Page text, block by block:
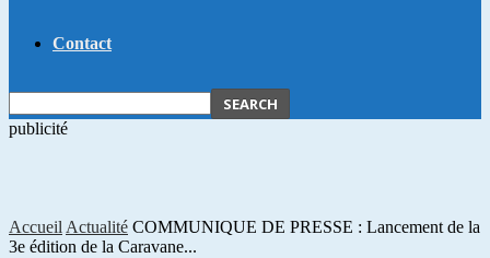
Contact
publicité
Accueil Actualité COMMUNIQUE DE PRESSE : Lancement de la
3e édition de la Caravane...